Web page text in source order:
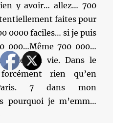
y avoir… allez… 700
faites pour
0000 faciles… si je puis
000…Même 700 000…
de ma vie. Dans le
rien qu’en
7 dans mon
pourquoi je m’emm…